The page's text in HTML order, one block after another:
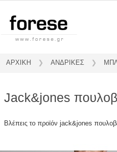
ΑΡΧΙΚΗ ❯ ΑΝΔΡΙΚΕΣ ❯
jack&jones
Βλέπεις το προϊόν jack&jones